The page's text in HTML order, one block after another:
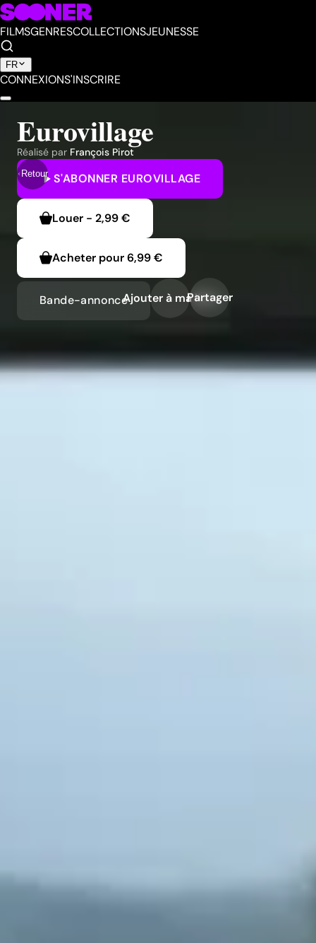
FILMSGENRESCOLLECTIONSJEUNESSE
FR
CONNEXIONS'INSCRIRE
Retour
Eurovillage
Réalisé par François Pirot
S'ABONNER EUROVILLAGE
Louer - 2,99 €
Acheter pour6,99 €
Bande-annonceAjouter à ma liste
Partager